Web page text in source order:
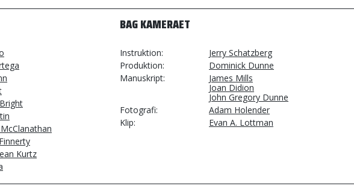
Kurtz
BAG KAMERAET
Instruktion
Jerry Schatzberg
Produktion
Dominick Dunne
Manuskript
James Mills
Joan Didion
John Gregory Dunne
Fotografi
Adam Holender
Klip
Evan A. Lottman